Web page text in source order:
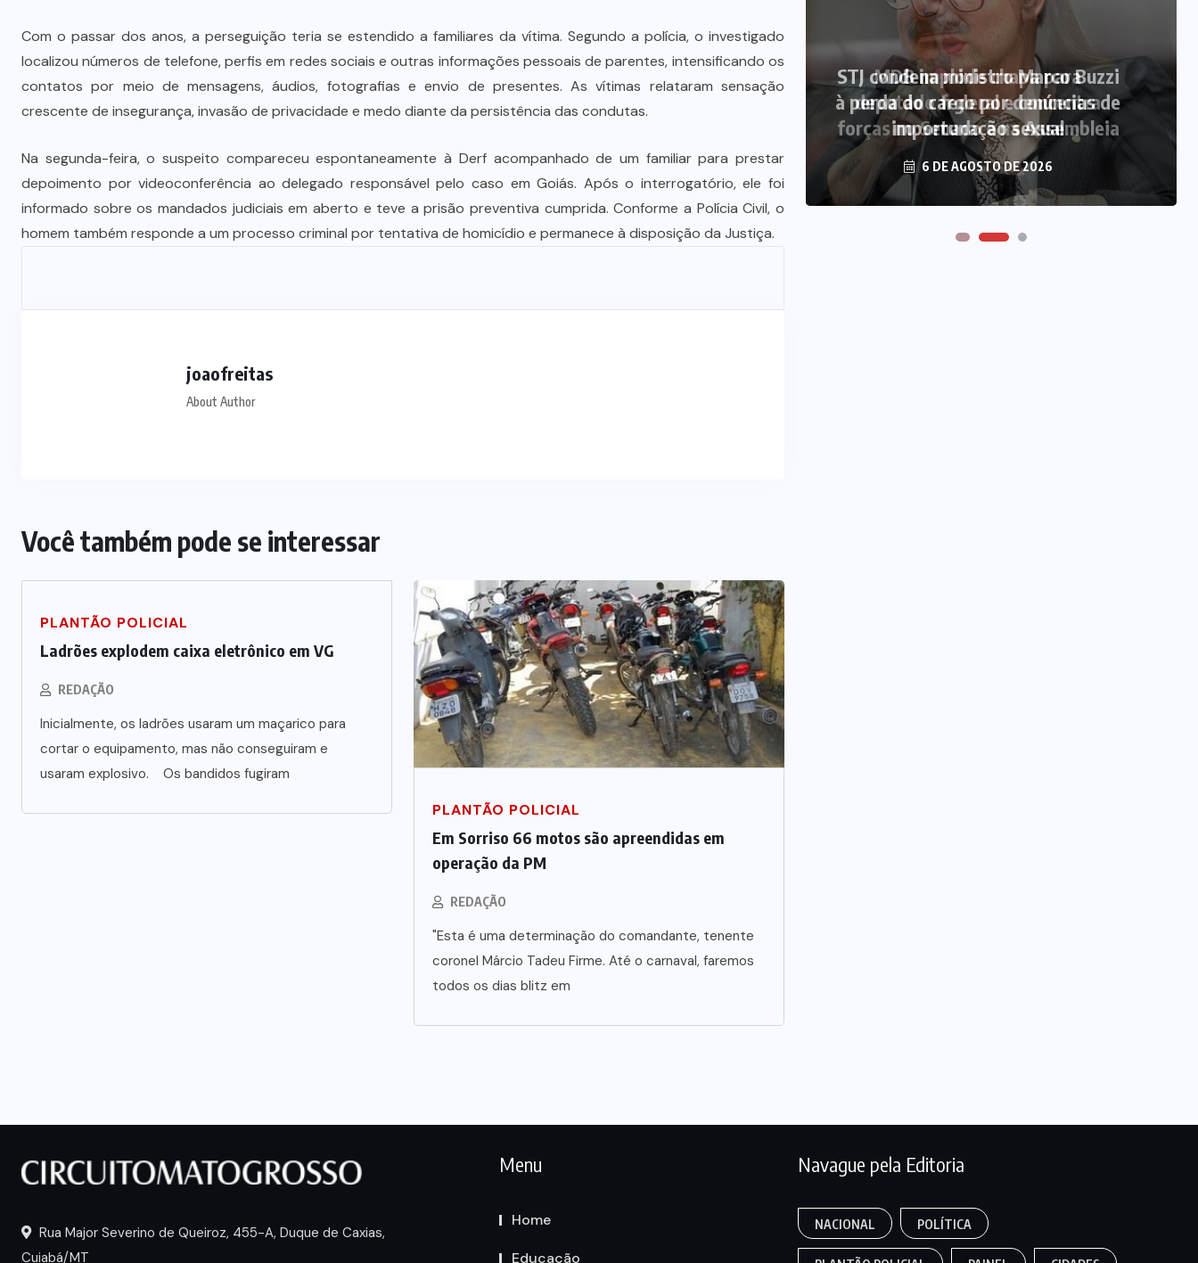
Com o passar dos anos, a perseguição teria se estendido a familiares da vítima. Segundo a polícia, o investigado
localizou números de telefone, perfis em redes sociais e outras informações pessoais de parentes, intensificando os
contatos por meio de mensagens, áudios, fotografias e envio de presentes. As vítimas relataram sensação
crescente de insegurança, invasão de privacidade e medo diante da persistência das condutas.
Na segunda-feira, o suspeito compareceu espontaneamente à Derf acompanhado de um familiar para prestar
depoimento por videoconferência ao delegado responsável pelo caso em Goiás. Após o interrogatório, ele foi
informado sobre os mandados judiciais em aberto e teve a prisão preventiva cumprida. Conforme a Polícia Civil, o
homem também responde a um processo criminal por tentativa de homicídio e permanece à disposição da Justiça.
joaofreitas
About Author
Você também pode se interessar
PLANTÃO POLICIAL
Ladrões explodem caixa eletrônico em VG
REDAÇÃO
Inicialmente, os ladrões usaram um maçarico para
cortar o equipamento, mas não conseguiram e
usaram explosivo. Os bandidos fugiram
PLANTÃO POLICIAL
Em Sorriso 66 motos são apreendidas em
operação da PM
REDAÇÃO
"Esta é uma determinação do comandante, tenente
coronel Márcio Tadeu Firme. Até o carnaval, faremos
todos os dias blitz em
Vale-refeição cobre apenas 9 dias
úteis de alimentação em Mato
Grosso, aponta levantamento
6 DE AGOSTO DE 2026
STJ condena ministro Marco Buzzi
à perda do cargo por denúncias de
6 DE AGOSTO DE 2026
MDB implode chapa para
deputado federal e concentra
forças no Senado e na Assembleia
6 DE AGOSTO DE 2026
Rua Major Severino de Queiroz, 455-A, Duque de Caxias,
Cuiabá/MT
Menu
Home
Educação
Navague pela Editoria
NACIONAL POLÍTICA